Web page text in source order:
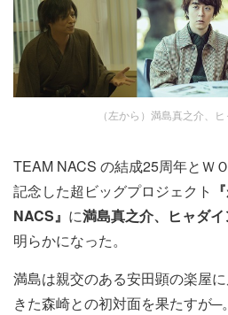
（左から）満島真之介、
TEAM NACS の結成25周年とＷ
記念した超ビッグプロジェクト
NACS』 に満島真之介、ヒャダ
明らかになった。
満島は親交のある安田顕の楽屋
きた森崎との初対面を果たすが─